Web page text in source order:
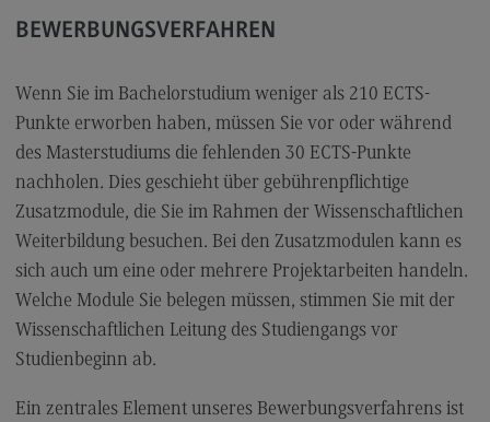
Executive Engineering
Modulangebot
Besonderheiten und Highlights
Berufsperspektiven
Kontakt
Finance
Finance
Modulangebot
Berufsperspektiven
BEWERBUNGSVERFAHREN
Wenn Sie im Bachelorstudium weniger als 210 ECTS-
Punkte erworben haben, müssen Sie vor oder während
des Masterstudiums die fehlenden 30 ECTS-Punkte
nachholen. Dies geschieht über gebührenpflichtige
Zusatzmodule, die Sie im Rahmen der Wissenschaftlichen
Weiterbildung besuchen. Bei den Zusatzmodulen kann es
sich auch um eine oder mehrere Projektarbeiten handeln.
Welche Module Sie belegen müssen, stimmen Sie mit der
Wissenschaftlichen Leitung des Studiengangs vor
Studienbeginn ab.
Ein zentrales Element unseres Bewerbungsverfahrens ist